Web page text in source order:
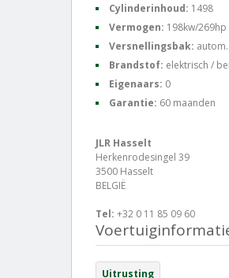
Cylinderinhoud: 1498
Vermogen: 198kw/269hp
Versnellingsbak:
Brandstof: elektrisch /
Eigenaars: 0
Garantie: 60 maanden
JLR Hasselt
Herkenrodesingel 39
3500 Hasselt
BELGIË
Tel: +32 0 11 85 09 60
Uitrusting